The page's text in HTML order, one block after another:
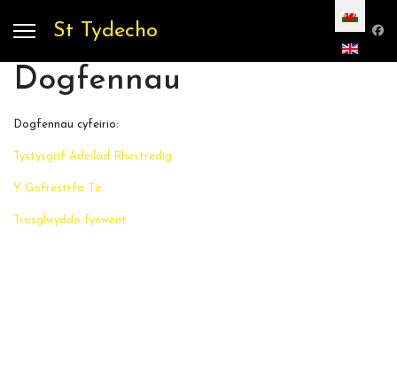
St Tydecho
Dogfennau
Dogfennau cyfeirio:
Tystysgrif Adeilad Rhestredig
Y Gofrestrfa Tir
Trosglwyddo fynwent